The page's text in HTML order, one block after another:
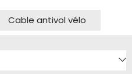
Cable antivol vélo